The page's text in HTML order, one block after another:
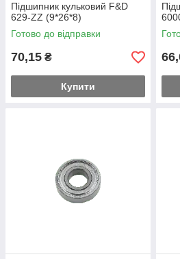
Підшипник кульковий F&D
629-ZZ (9*26*8)
Готово до відправки
70,15 ₴
Купити